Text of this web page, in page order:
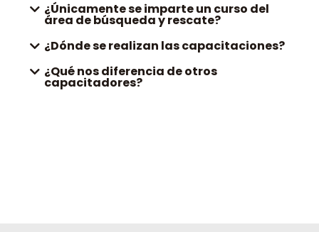
¿Únicamente se imparte un curso del
área de búsqueda y rescate?
¿Dónde se realizan las capacitaciones?
¿Qué nos diferencia de otros
capacitadores?